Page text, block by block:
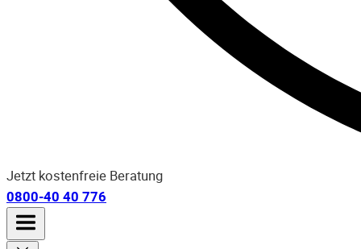
Jetzt kostenfreie Beratung
0800-40 40 776